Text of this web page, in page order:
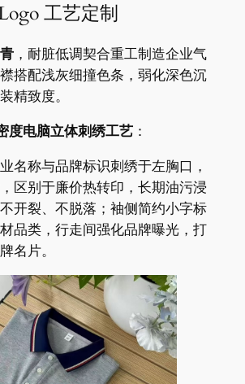
工艺定制
，耐脏低调契合重工制造企业气
搭配浅灰细撞色条，弱化深色沉
精致度。
度电脑立体刺绣工艺：
名称与品牌标识刺绣于左胸口，
区别于廉价热转印，长期油污浸
开裂、不脱落；袖侧简约小字标
品类，行走间强化品牌曝光，打
名片。